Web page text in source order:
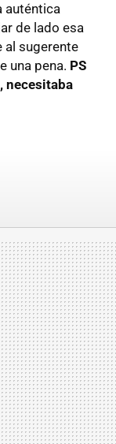
auténtica
de lado esa
al sugerente
una pena. PS
necesitaba